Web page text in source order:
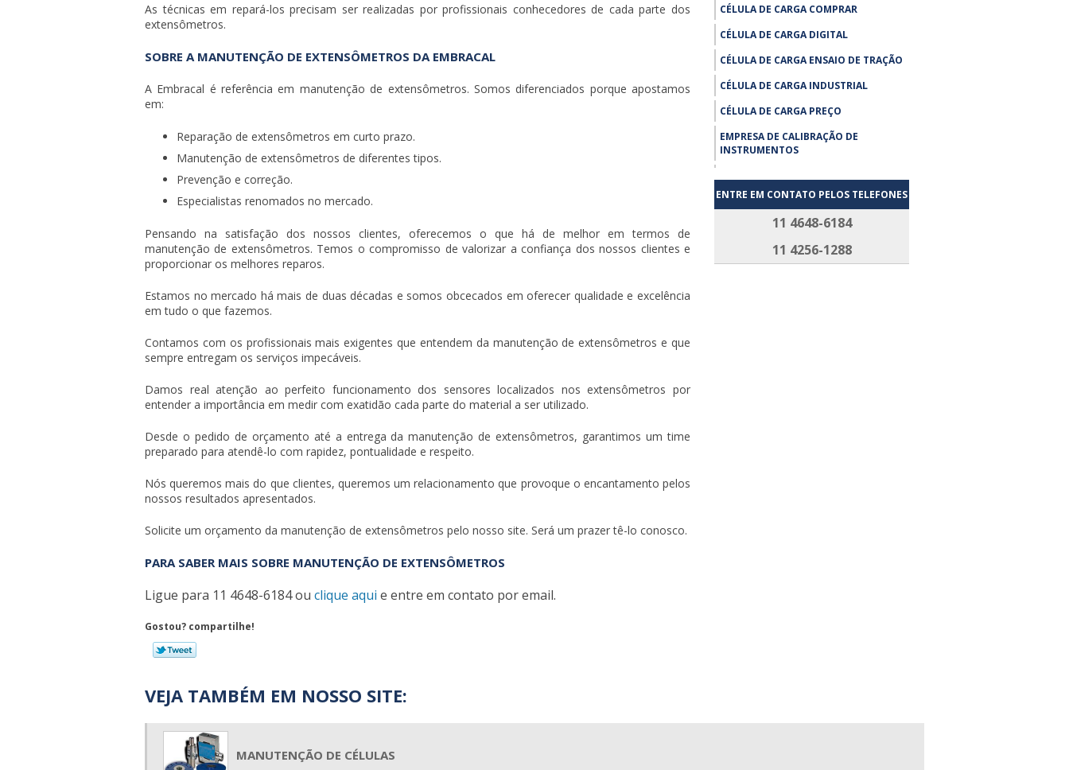
As técnicas em repará-los precisam ser realizadas por profissionais conhecedores de cada parte dos
extensômetros.
SOBRE A MANUTENÇÃO DE EXTENSÔMETROS DA EMBRACAL
A Embracal é referência em manutenção de extensômetros. Somos diferenciados porque apostamos
em:
Reparação de extensômetros em curto prazo.
Manutenção de extensômetros de diferentes tipos.
Prevenção e correção.
Especialistas renomados no mercado.
Pensando na satisfação dos nossos clientes, oferecemos o que há de melhor em termos de
manutenção de extensômetros. Temos o compromisso de valorizar a confiança dos nossos clientes e
proporcionar os melhores reparos.
Estamos no mercado há mais de duas décadas e somos obcecados em oferecer qualidade e excelência
em tudo o que fazemos.
Contamos com os profissionais mais exigentes que entendem da manutenção de extensômetros e que
sempre entregam os serviços impecáveis.
Damos real atenção ao perfeito funcionamento dos sensores localizados nos extensômetros por
entender a importância em medir com exatidão cada parte do material a ser utilizado.
Desde o pedido de orçamento até a entrega damanutenção de extensômetros, garantimos um time
preparado para atendê-lo com rapidez, pontualidade e respeito.
Nós queremos mais do que clientes, queremos um relacionamento que provoque o encantamento pelos
nossos resultados apresentados.
Solicite um orçamento da manutenção de extensômetros pelo nosso site. Será um prazer tê-lo conosco.
PARA SABER MAIS SOBRE MANUTENÇÃO DE EXTENSÔMETROS
Ligue para 11 4648-6184ou clique aqui e entre em contato por email.
Gostou? compartilhe!
CÉLULA DE CARGA COMPRAR
CÉLULA DE CARGA DIGITAL
CÉLULA DE CARGA ENSAIO DE TRAÇÃO
CÉLULA DE CARGA INDUSTRIAL
CÉLULA DE CARGA PREÇO
EMPRESA DE CALIBRAÇÃO DE
INSTRUMENTOS
INSTRUMENTOS SP
EXTENSÔMETRO COMPRAR
ENTRE EM CONTATO PELOS TELEFONES
11 4648-6184
11 4256-1288
VEJA TAMBÉM EM NOSSO SITE:
MANUTENÇÃO DE CÉLULAS